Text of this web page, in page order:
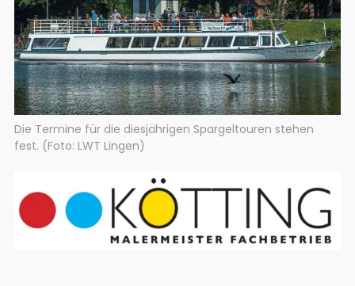
Die Termine für die diesjährigen Spargeltouren stehen
fest. (Foto: LWT Lingen)